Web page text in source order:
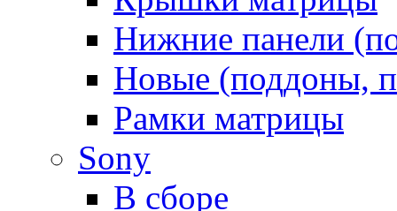
Нижние панели
Новые (поддоны,
Рамки матрицы
Sony
В сборе